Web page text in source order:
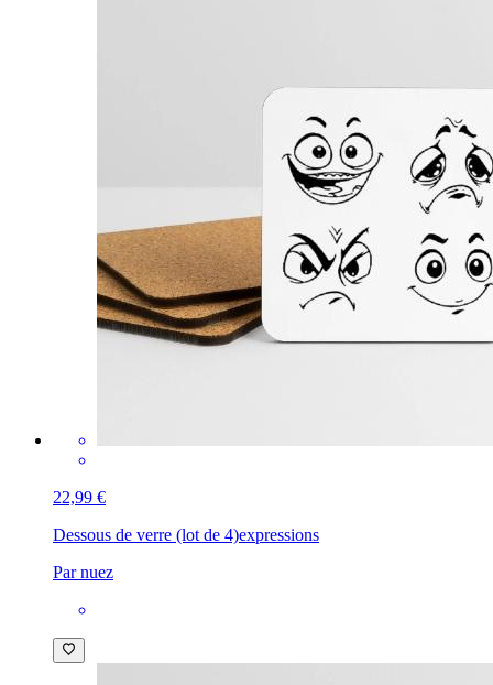
22,99 €
Dessous de verre (lot de 4)expressions
Par nuez